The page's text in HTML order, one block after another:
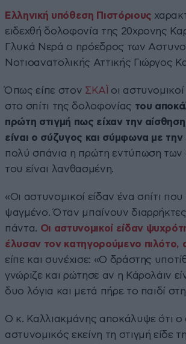
Ελληνική υπόθεση Πιστόριους
ειδεχθή δολοφονία της 20χρονης
Γλυκά Νερά ο πρόεδρος των
Νοτιοανατολικής Αττικής Γιώργος
Όπως είπε στον ΣΚΑΪ οι
στο σπίτι της δολοφονίας του
πρώτη στιγμή πως είχαν την
είναι ο σύζυγος και σύμφωνα με την
πολύ σπάνια η πρώτη εντύπωση
του είναι λανθασμένη.
«Οι αστυνομικοί είδαν ένα σπίτι
ψαγμένο. Όταν μπαίνουν
πάντα. Οι αστυνομικοί είδαν
έλυσαν τον κατηγορούμενο πιλότο,
είπε και συνέχισε: «Ο δράστης
γνώριζε και ρώτησε αν η Κάρολάιν
δυο λόγια και μετά πήρε το παιδί
Ο κ. Καλλιακμάνης αποκάλυψε ότι
αστυνομικός εκείνη τη στιγμή είδε